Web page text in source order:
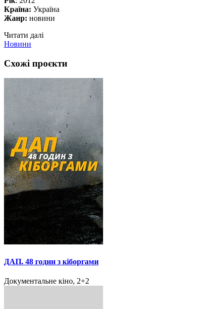
Країна: Україна
Жанр: новини
Читати далі
Новини
Схожі проєкти
ДАП. 48 годин з кіборгами
Документальне кіно, 2+2